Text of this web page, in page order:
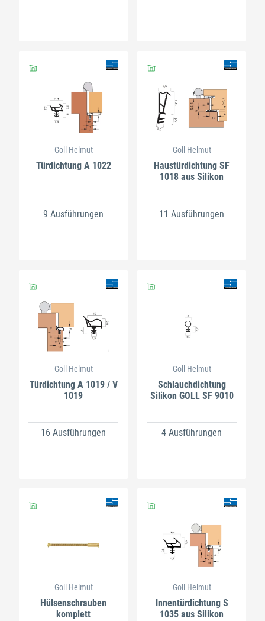
Goll Helmut
Türdichtung A 1022
9 Ausführungen
Goll Helmut
Haustürdichtung SF
1018 aus Silikon
11 Ausführungen
Goll Helmut
Türdichtung A 1019 / V
1019
16 Ausführungen
Goll Helmut
Schlauchdichtung
Silikon GOLL SF 9010
4 Ausführungen
Goll Helmut
Hülsenschrauben
komplett
Goll Helmut
Innentürdichtung S
1035 aus Silikon